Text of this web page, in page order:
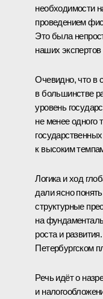
необходимости
проведением
Это была
наших экспертов
Очевидно, что в
в большинстве
уровень
не менее одного
к высоким
Логика и ход
дали ясно
структурные
на
роста и
Петербургском
Речь идёт о
и